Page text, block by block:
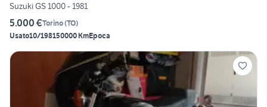
Suzuki GS 1000 - 1981
5.000 €Torino(TO)
Usato10/198150000 KmEpoca